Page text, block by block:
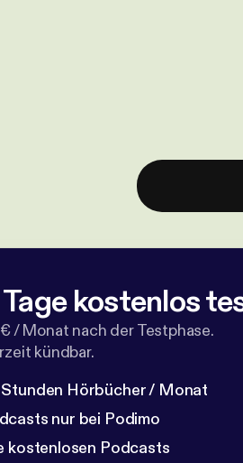
kostenlos
/ Monat nach der Testphase.
kündbar.
Hörbücher / Monat
nur bei Podimo
kostenlosen Podcasts